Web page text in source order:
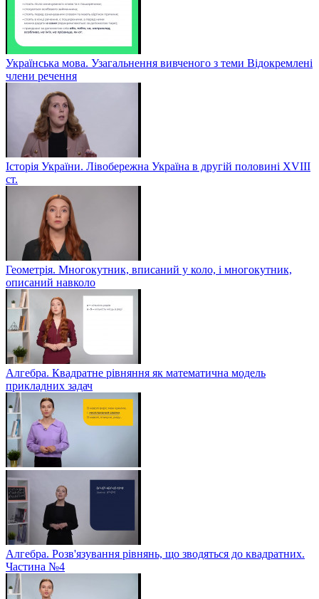
Українська мова. Узагальнення вивченого з теми Відокремлені
члени речення
Історія України. Лівобережна Україна в другій половині ХVIIІ
ст.
Геометрія. Многокутник, вписаний у коло, і многокутник,
описаний навколо
Алгебра. Квадратне рівняння як математична модель
прикладних задач
Алгебра. Розв'язування рівнянь, що зводяться до квадратних.
Частина №4